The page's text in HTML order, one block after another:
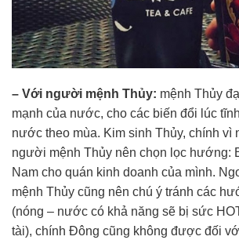
– Với người mệnh Thủy: mệnh Thủy
mạnh của nước, cho các biến đổi lúc
nước theo mùa. Kim sinh Thủy, chính vì
người mệnh Thủy nên chọn lọc hướng:
Nam cho quán kinh doanh của mình.
mệnh Thủy cũng nên chú ý tránh các
(nóng – nước có khả năng sẽ bị sức
tài), chính Đông cũng không được đối